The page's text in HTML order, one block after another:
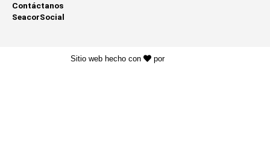
Contáctanos
SeacorSocial
Sitio web hecho con por